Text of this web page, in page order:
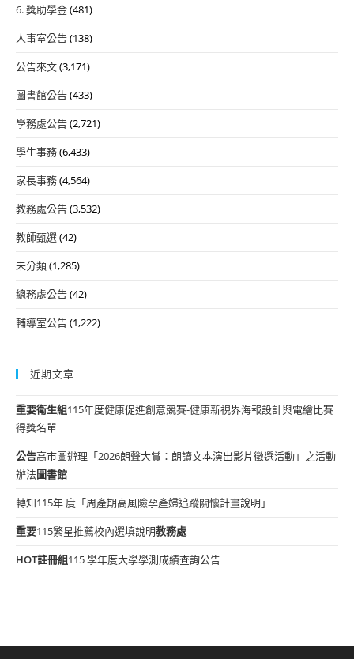
6. 獎助學金(481)
人事室公告(138)
公告來文(3,171)
圖書館公告(433)
學務處公告(2,721)
學生事務(6,433)
家長事務(4,564)
教務處公告(3,532)
教師甄選(42)
未分類(1,285)
總務處公告(42)
輔導室公告(1,222)
近期文章
重要衛生組115年度健康促進創意競賽-健康新視界海報設計與電繪比賽
得獎名單
公告高市圖辦理「2026朗聲大賞：朗讀文本演出影片徵選活動」之活動
辦法圖書館
轉知115年 度「周產期高風險孕產婦追蹤關懷計畫說明」
重要115繁星推薦校內選填說明教務處
HOT註冊組115 學年度大學學測成績查詢公告